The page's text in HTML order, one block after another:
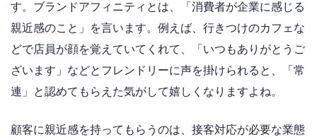
す。ブランドアフィニティとは、「消費者が企業に感じる
親近感のこと」を言います。例えば、行きつけのカフェな
どで店員が顔を覚えていてくれて、「いつもありがとうご
ざいます」などとフレンドリーに声を掛けられると、「常
連」と認めてもらえた気がして嬉しくなりますよね。
顧客に親近感を持ってもらうのは、接客対応が必要な業態